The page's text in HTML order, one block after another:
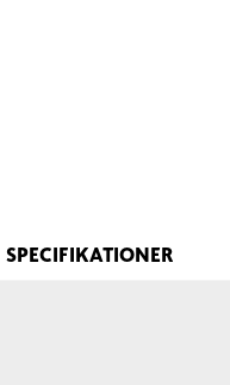
SPECIFIKATIONER